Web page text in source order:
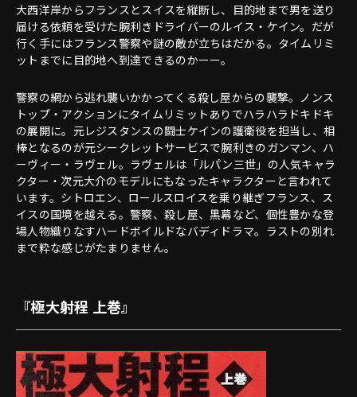
大西洋岸からフランスとスイスを縦断し、目的地まで男を送り
届ける依頼を受けた腕利きドライバーのルイス・ケイン。だが
行く手にはフランス警察や謎の敵が立ちはだかる。タイムリミ
ットまでに目的地へ到達できるのかーー。
警察の網から逃れ襲いかかってくる殺し屋からの襲撃。ノンス
トップ・アクションにタイムリミットありでハラハラドキドキ
の展開に。元レジスタンスの闘士ケインの護衛役を担当し、相
棒となるのが元シークレットサービスで腕利きのガンマン、ハ
ーヴィー・ラヴェル。ラヴェルは「ルパン三世」の人気キャラ
クター・次元大介のモデルにもなったキャラクターと言われて
います。シトロエン、ロールスロイスを乗り継ぎフランス、ス
イスの国境を越える。警察、殺し屋、黒幕など、個性豊かな登
場人物織りなすハードボイルドなバディドラマ。ラストの別れ
まで粋な感じがたまりません。
『極大射程 上巻』